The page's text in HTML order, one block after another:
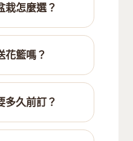
栽怎麼選？
花籃嗎？
多久前訂？